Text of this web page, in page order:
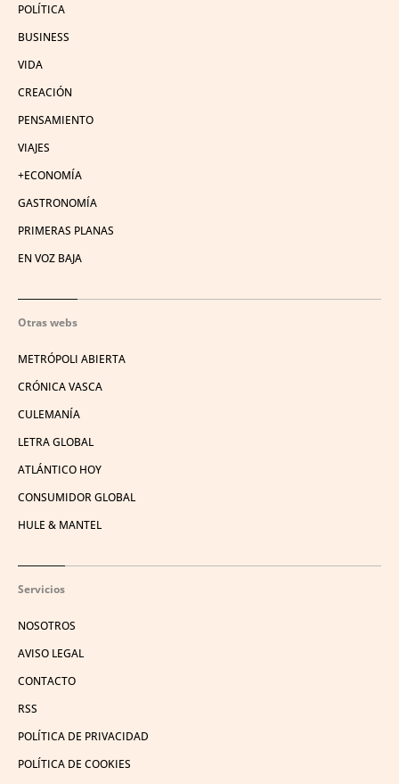
POLÍTICA
BUSINESS
VIDA
CREACIÓN
PENSAMIENTO
VIAJES
+ECONOMÍA
GASTRONOMÍA
PRIMERAS PLANAS
EN VOZ BAJA
Otras webs
METRÓPOLI ABIERTA
CRÓNICA VASCA
CULEMANÍA
LETRA GLOBAL
ATLÁNTICO HOY
CONSUMIDOR GLOBAL
HULE & MANTEL
Servicios
NOSOTROS
AVISO LEGAL
CONTACTO
RSS
POLÍTICA DE PRIVACIDAD
POLÍTICA DE COOKIES